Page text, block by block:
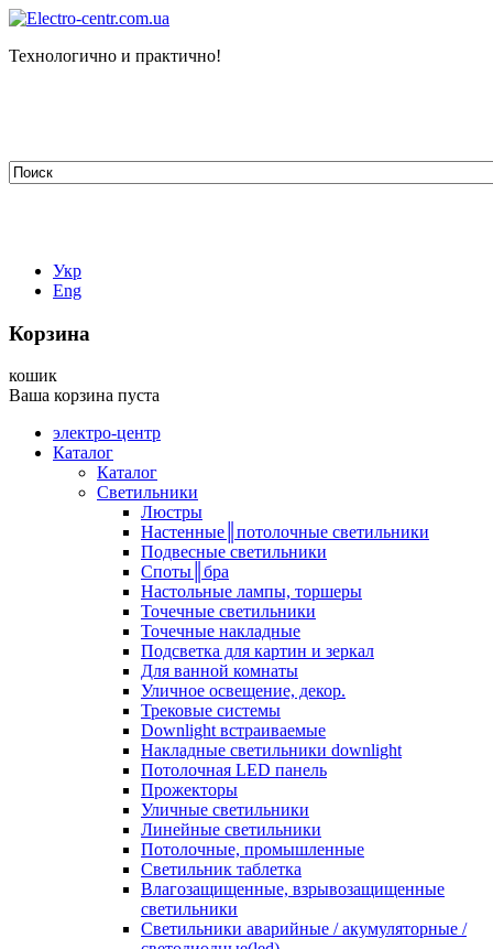
Технологично и практично!
Укр
Eng
Корзина
кошик
Ваша корзина пуста
электро-центр
Каталог
Каталог
Светильники
Люстры
Настенные║потолочные светильники
Подвесные светильники
Споты║бра
Настольные лампы, торшеры
Точечные светильники
Точечные накладные
Подсветка для картин и зеркал
Для ванной комнаты
Уличное освещение, декор.
Трековые системы
Downlight встраиваемые
Накладные светильники downlight
Потолочная LED панель
Прожекторы
Уличные светильники
Линейные светильники
Потолочные, промышленные
Светильник таблетка
Влагозащищенные, взрывозащищенные
светильники
Светильники аварийные / акумуляторные /